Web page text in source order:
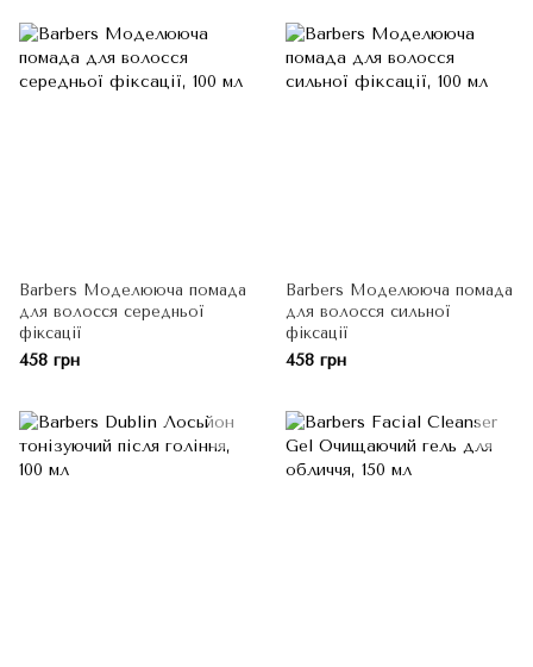
Barbers Моделююча помада
для волосся середньої
фіксації
458 грн
Barbers Моделююча помада
для волосся сильної
фіксації
458 грн